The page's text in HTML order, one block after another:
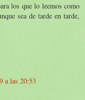
los que lo leemos como
sea de tarde en tarde,
a las 20:53